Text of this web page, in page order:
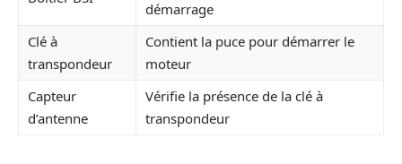
démarrage
Clé à
transpondeur
Contient la puce pour démarrer le
moteur
Capteur
d’antenne
Vérifie la présence de la clé à
transpondeur